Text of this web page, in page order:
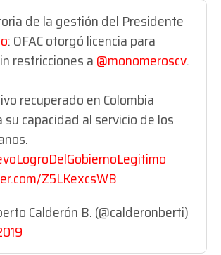
de la gestión del Presidente
: OFAC otorgó licencia para
restricciones a@monomeroscv.
recuperado en Colombia
su capacidad al servicio de los
Z5LKexcsWB
Calderón B. (@calderonberti)